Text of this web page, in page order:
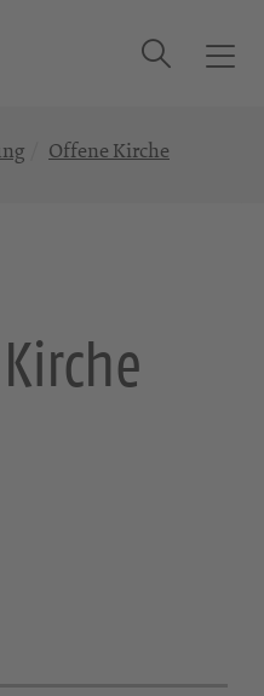
T
Suche
Offene Kirche